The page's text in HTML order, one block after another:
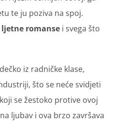
te ju poziva na spoj.
ljetne romanse i svega što
iz radničke klase,
što se neće svidjeti
se žestoko protive ovoj
ljubav i ova brzo završava